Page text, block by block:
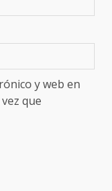
y web en
que